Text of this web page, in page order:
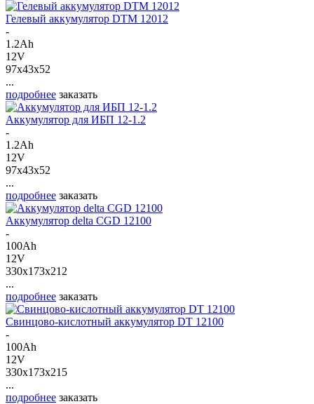
Гелевый аккумулятор DTM 12012
-
1.2Ah
12V
97x43x52
...
подробнее заказать
Аккумулятор для ИБП 12-1.2
-
1.2Ah
12V
97x43x52
...
подробнее заказать
Аккумулятор delta CGD 12100
-
100Ah
12V
330x173x212
...
подробнее заказать
Свинцово-кислотный аккумулятор DT 12100
-
100Ah
12V
330x173x215
...
подробнее заказать